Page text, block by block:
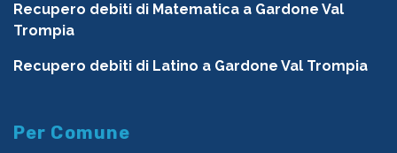
Recupero debiti di Matematica a Gardone Val
Trompia
Recupero debiti di Latino a Gardone Val Trompia
Per Comune